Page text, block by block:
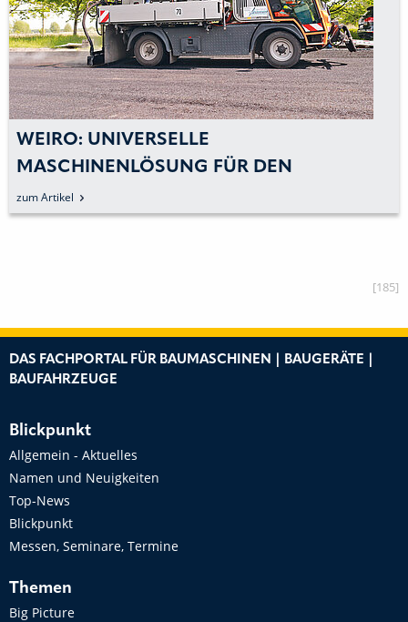
WEIRO: UNIVERSELLE
MASCHINENLÖSUNG FÜR DEN
SCHICHTENVERBUND
zum Artikel
[185]
DAS FACHPORTAL FÜR BAUMASCHINEN | BAUGERÄTE |
BAUFAHRZEUGE
Blickpunkt
Allgemein - Aktuelles
Namen und Neuigkeiten
Top-News
Blickpunkt
Messen, Seminare, Termine
Themen
Big Picture